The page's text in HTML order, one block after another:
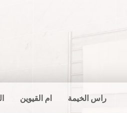
راس الخيمة ام القيوين